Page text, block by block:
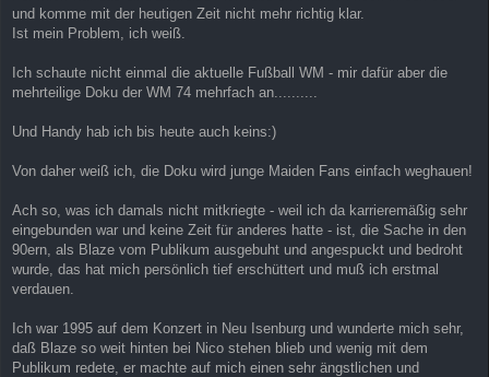
und komme mit der heutigen Zeit nicht mehr richtig klar.
Ist mein Problem, ich weiß.
Ich schaute nicht einmal die aktuelle Fußball WM - mir dafür aber die
mehrteilige Doku der WM 74 mehrfach an..........
Und Handy hab ich bis heute auch keins:)
Von daher weiß ich, die Doku wird junge Maiden Fans einfach weghauen!
Ach so, was ich damals nicht mitkriegte - weil ich da karrieremäßig sehr
eingebunden war und keine Zeit für anderes hatte - ist, die Sache in den
90ern, als Blaze vom Publikum ausgebuht und angespuckt und bedroht
wurde, das hat mich persönlich tief erschüttert und muß ich erstmal
verdauen.
Ich war 1995 auf dem Konzert in Neu Isenburg und wunderte mich sehr,
daß Blaze so weit hinten bei Nico stehen blieb und wenig mit dem
Publikum redete, er machte auf mich einen sehr ängstlichen und